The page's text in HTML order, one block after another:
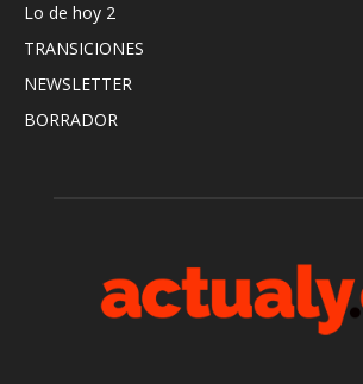
Lo de hoy 2
TRANSICIONES
NEWSLETTER
BORRADOR